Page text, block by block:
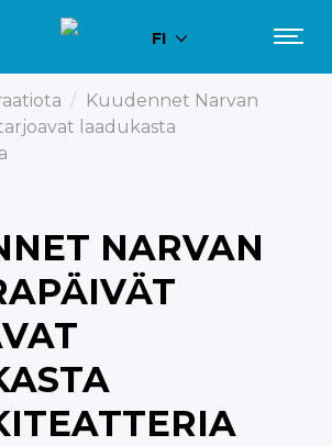
FI
/ Kuudennet Narvan
laadukasta
NARVAN